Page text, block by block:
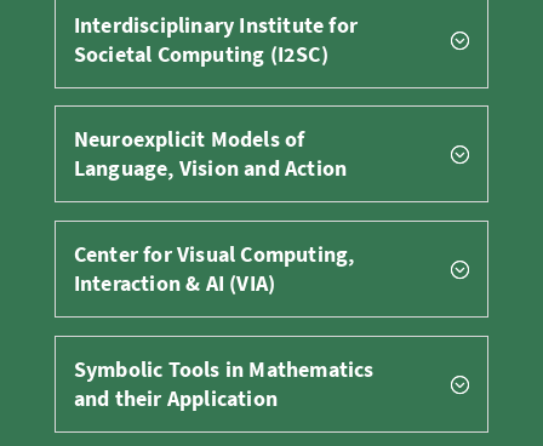
Interdisciplinary Institute for
Societal Computing (I2SC)
Neuroexplicit Models of
Language, Vision and Action
Center for Visual Computing,
Interaction & AI (VIA)
Symbolic Tools in Mathematics
and their Application